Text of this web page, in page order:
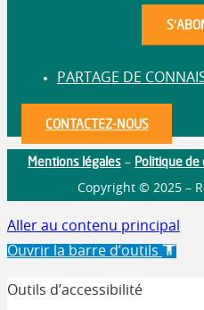
PARTAGE DE
CONTACTEZ-NOUS
Mentions légales – Politique
Copyright © 2025 –
Aller au contenu principal
Ouvrir la barre d’outils
Outils d’accessibilité